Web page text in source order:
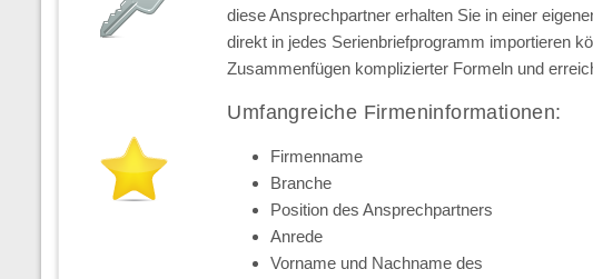
diese Ansprechpartner erhalten Sie in einer
direkt in jedes Serienbriefprogramm importieren
Zusammenfügen komplizierter Formeln und
Umfangreiche Firmeninformationen:
Firmenname
Branche
Position des Ansprechpartners
Anrede
Vorname und Nachname des